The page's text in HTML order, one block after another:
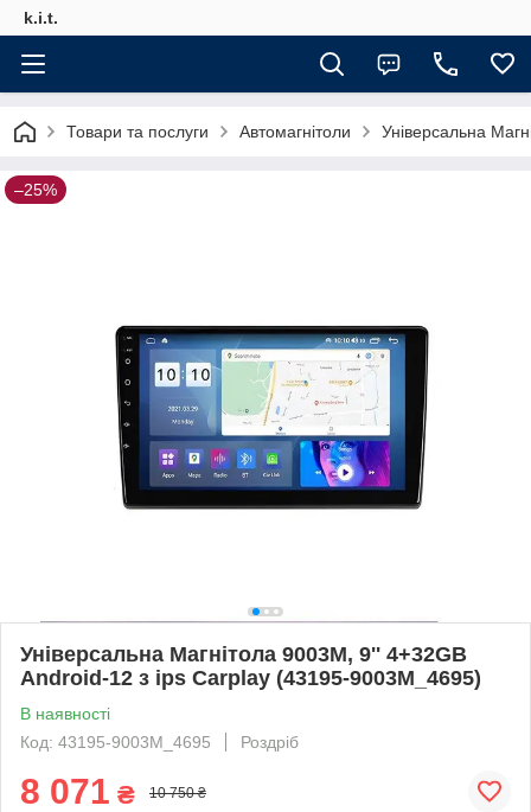
k.i.t.
Товари та послуги Автомагнітоли Універсальна
–25%
Універсальна Магнітола 9003M, 9'' 4+32GB
Android-12 з ips Carplay (43195-9003M_4695)
В наявності
Код: 43195-9003M_4695
Роздріб
8 071 ₴ 10 750 ₴